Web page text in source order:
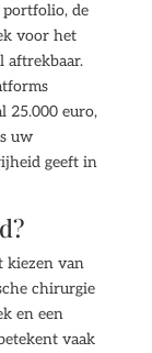
de
voor het
aftrekbaar.
25.000 euro,
uw
geeft in
kiezen van
chirurgie
en een
vaak